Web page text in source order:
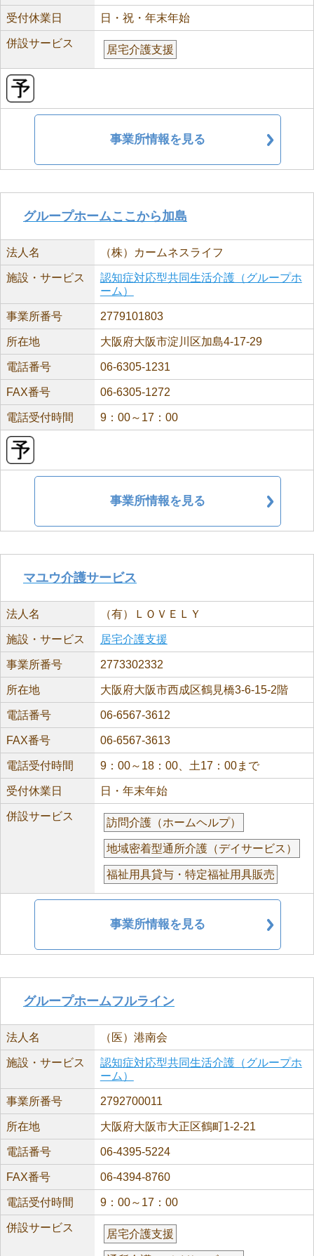
受付休業日 日・祝・年末年始
併設サービス
居宅介護支援
事業所情報を見る
グループホームここから加島
法人名 （株）カームネスライフ
施設・サービス
認知症対応型共同生活介護（グループホ
ーム）
事業所番号 2779101803
所在地 大阪府大阪市淀川区加島4-17-29
電話番号 06-6305-1231
FAX番号 06-6305-1272
電話受付時間 9：00～17：00
事業所情報を見る
マユウ介護サービス
法人名 （有）ＬＯＶＥＬＹ
施設・サービス 居宅介護支援
事業所番号 2773302332
所在地 大阪府大阪市西成区鶴見橋3-6-15-2階
電話番号 06-6567-3612
FAX番号 06-6567-3613
電話受付時間 9：00～18：00、土17：00まで
受付休業日 日・年末年始
併設サービス
訪問介護（ホームヘルプ）
地域密着型通所介護（デイサービス）
福祉用具貸与・特定福祉用具販売
事業所情報を見る
グループホームフルライン
法人名 （医）港南会
施設・サービス
認知症対応型共同生活介護（グループホ
ーム）
事業所番号 2792700011
所在地 大阪府大阪市大正区鶴町1-2-21
電話番号 06-4395-5224
FAX番号 06-4394-8760
電話受付時間 9：00～17：00
併設サービス
居宅介護支援